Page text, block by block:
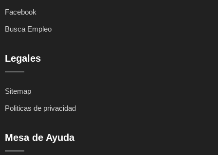
Facebook
Busca Empleo
Legales
Sitemap
Politicas de privacidad
Mesa de Ayuda